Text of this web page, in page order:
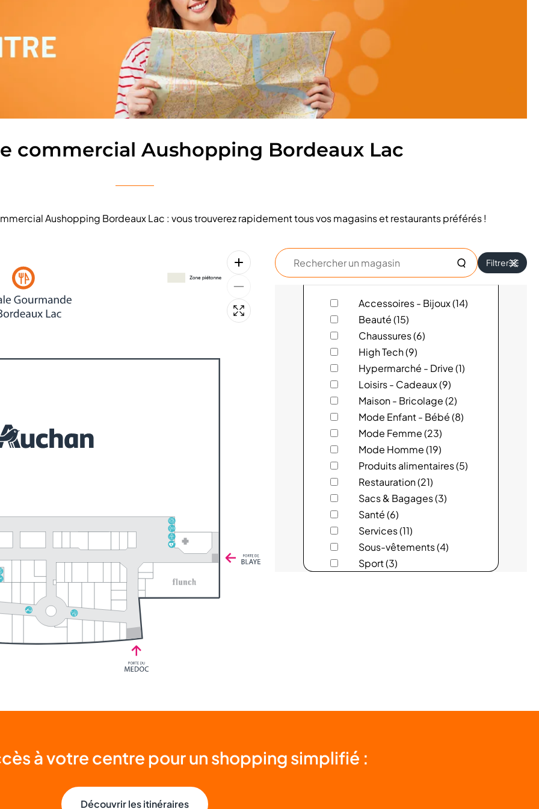
commercial Aushopping Bordeaux Lac
Aushopping Bordeaux Lac : vous trouverez rapidement tous vos magasins et restaurants préférés !
+
Rechercher
un
magasin
Filtrer
ACUITIS
ADOPT
ALAIN AFFLELOU OPTICIEN
ATOL LES OPTICIENS
AUCHAN
BAILLARDRAN
BCHEF
BEAUSOLEIL MAROQUINERIE
BERSHKA
BIBIBAP
Accessoires - Bijoux (14)
Beauté (15)
Chaussures (6)
High Tech (9)
Hypermarché - Drive (1)
Loisirs - Cadeaux (9)
Maison - Bricolage (2)
Mode Enfant - Bébé (8)
Mode Femme (23)
Mode Homme (19)
Produits alimentaires (5)
Restauration (21)
Sacs & Bagages (3)
Santé (6)
Services (11)
Sous-vêtements (4)
Sport (3)
à votre centre pour un shopping simplifié :
Découvrir les itinéraires